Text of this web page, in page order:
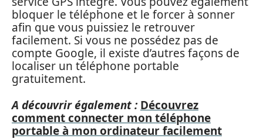
bloquer le téléphone et le forcer à sonner
afin que vous puissiez le retrouver
facilement. Si vous ne possédez pas de
compte Google, il existe d’autres façons de
localiser un téléphone portable
gratuitement.
A découvrir également : Découvrez
comment connecter mon téléphone
portable à mon ordinateur facilement